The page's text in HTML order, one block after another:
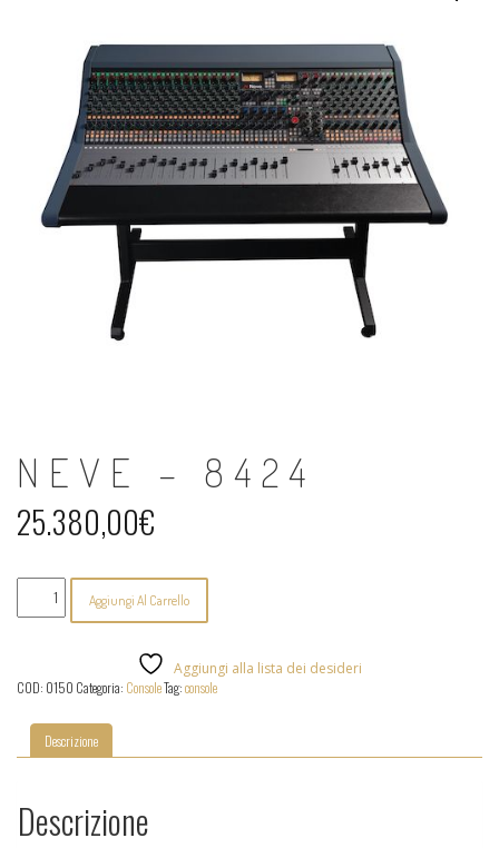
NEVE – 8424
25.380,00€
8424
Aggiungi Al Carrello
Aggiungi alla lista dei desideri
COD: 0150 Categoria: ConsoleTag:console
Descrizione
Descrizione